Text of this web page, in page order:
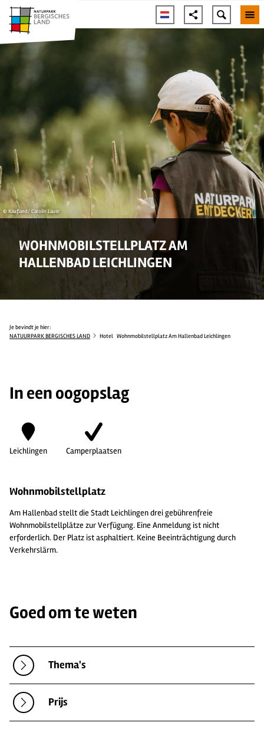
© Kaufland/ Carolin Lauer
WOHNMOBILSTELLPLATZ AM
HALLENBAD LEICHLINGEN
Je bevindt je hier:
NATUURPARK BERGISCHES LAND
Hotel Wohnmobilstellplatz Am Hallenbad Leichlingen
In een oogopslag
Leichlingen Camperplaatsen
Wohnmobilstellplatz
Am Hallenbad stellt die Stadt Leichlingen drei gebührenfreie
Wohnmobilstellplätze zur Verfügung. Eine Anmeldung ist nicht
erforderlich. Der Platz ist asphaltiert. Keine Beeinträchtigung durch
Verkehrslärm.
Goed om te weten
Thema's
Prijs